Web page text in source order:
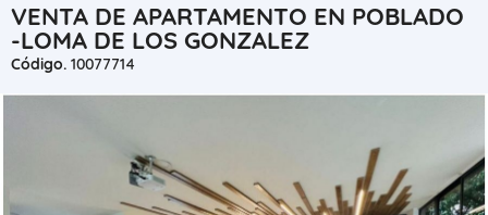
VENTA DE APARTAMENTO EN POBLADO
-LOMA DE LOS GONZALEZ
Código. 10077714